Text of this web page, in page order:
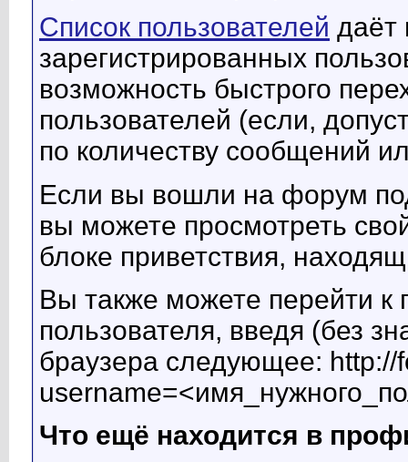
Список пользователей даёт
зарегистрированных
возможность быстрого
пользователей (если,
по количеству сообщений
Если вы вошли на форум
вы можете просмотреть
блоке приветствия,
Вы также можете перейти
пользователя, введя (без
браузера следующее: http://
Что ещё находится в